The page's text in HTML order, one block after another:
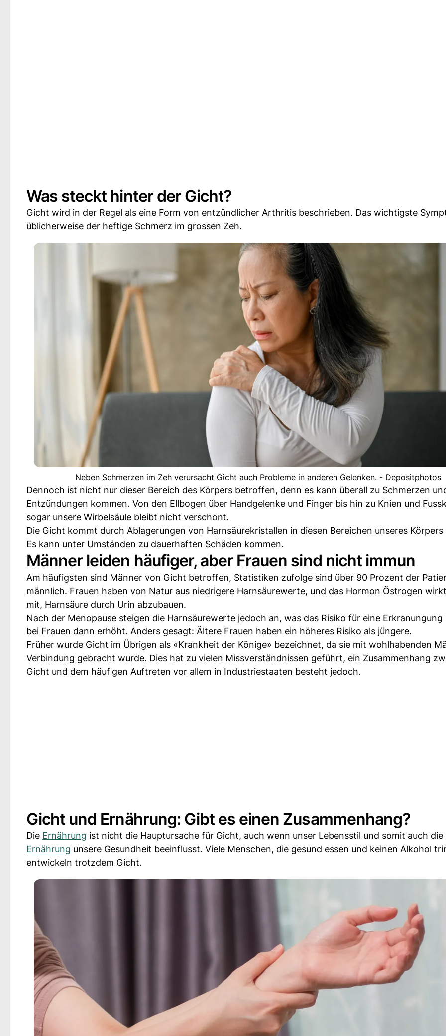
Was steckt hinter der Gicht?
Gicht wird in der Regel als eine Form von entzündlicher Arthritis beschrieben. Das wichtigste
üblicherweise der heftige Schmerz im grossen Zeh.
Neben Schmerzen im Zeh verursacht Gicht auch Probleme in anderen Gelenken. - Depositphotos
Dennoch ist nicht nur dieser Bereich des Körpers betroffen, denn es kann überall zu Schmerzen
Entzündungen kommen. Von den Ellbogen über Handgelenke und Finger bis hin zu Knien und
sogar unsere Wirbelsäule bleibt nicht verschont.
Die Gicht kommt durch Ablagerungen von Harnsäurekristallen in diesen Bereichen unseres Körpers
Es kann unter Umständen zu dauerhaften Schäden kommen.
Männer leiden häufiger, aber Frauen sind nicht immun
Am häufigsten sind Männer von Gicht betroffen, Statistiken zufolge sind über 90 Prozent der
männlich. Frauen haben von Natur aus niedrigere Harnsäurewerte, und das Hormon Östrogen
mit, Harnsäure durch Urin abzubauen.
Nach der Menopause steigen die Harnsäurewerte jedoch an, was das Risiko für eine Erkranungung
bei Frauen dann erhöht. Anders gesagt: Ältere Frauen haben ein höheres Risiko als jüngere.
Früher wurde Gicht im Übrigen als «Krankheit der Könige» bezeichnet, da sie mit wohlhabenden
Verbindung gebracht wurde. Dies hat zu vielen Missverständnissen geführt, ein Zusammenhang
Gicht und dem häufigen Auftreten vor allem in Industriestaaten besteht jedoch.
Gicht und Ernährung: Gibt es einen Zusammenhang?
Die Ernährung ist nicht die Hauptursache für Gicht, auch wenn unser Lebensstil und somit auch die
Ernährung unsere Gesundheit beeinflusst. Viele Menschen, die gesund essen und keinen Alkohol
entwickeln trotzdem Gicht.